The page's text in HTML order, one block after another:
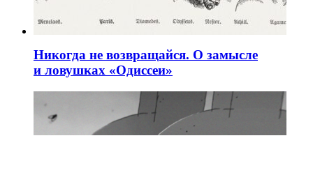
Никогда не возвращайся. О замысле
и ловушках «Одиссеи»